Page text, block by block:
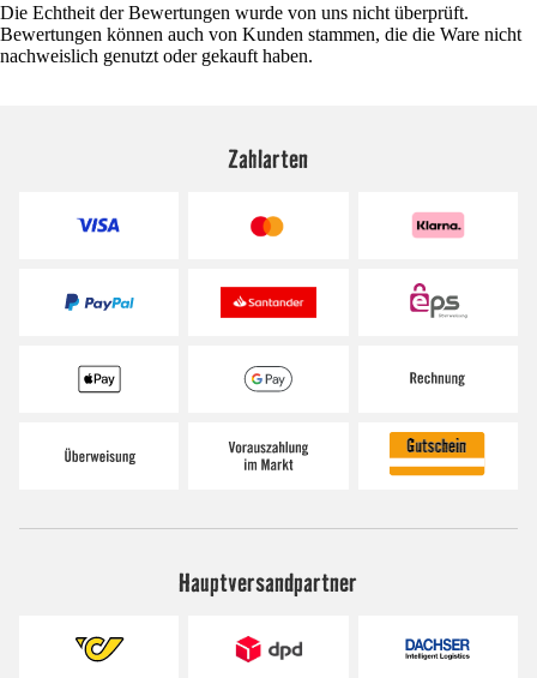
Die Echtheit der Bewertungen wurde von uns nicht überprüft.
Bewertungen können auch von Kunden stammen, die die Ware nicht
nachweislich genutzt oder gekauft haben.
Zahlarten
Hauptversandpartner